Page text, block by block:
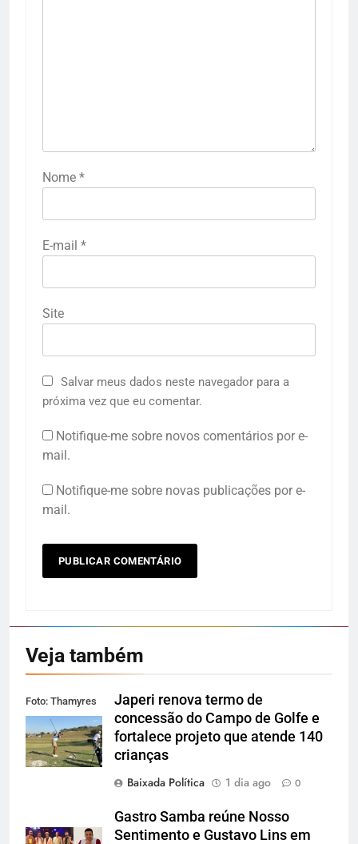
Nome *
E-mail *
Site
Salvar meus dados neste navegador para a
próxima vez que eu comentar.
Notifique-me sobre novos comentários por e-
mail.
Notifique-me sobre novas publicações por e-
mail.
Veja também
Foto: Thamyres
Cardoso
Japeri renova termo de
concessão do Campo de Golfe e
fortalece projeto que atende 140
crianças
Baixada Política
1 dia ago 0
Gastro Samba reúne Nosso
Sentimento e Gustavo Lins em